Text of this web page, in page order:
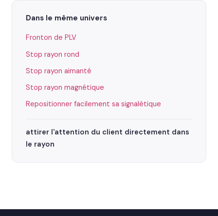
Dans le même univers
Fronton de PLV
Stop rayon rond
Stop rayon aimanté
Stop rayon magnétique
Repositionner facilement sa signalétique
attirer l'attention du client directement dans
le rayon